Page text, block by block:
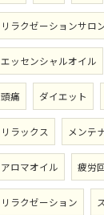
リラクゼーションサロ
エッセンシャルオイル
頭痛 ダイエット
リラックス メンテ
アロマオイル 疲労
リラクゼーション